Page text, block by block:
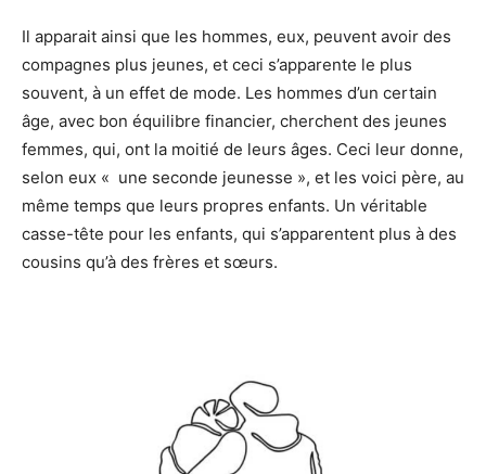
Il apparait ainsi que les hommes, eux, peuvent avoir des
compagnes plus jeunes, et ceci s’apparente le plus
souvent, à un effet de mode. Les hommes d’un certain
âge, avec bon équilibre financier, cherchent des jeunes
femmes, qui, ont la moitié de leurs âges. Ceci leur donne,
selon eux « une seconde jeunesse », et les voici père, au
même temps que leurs propres enfants. Un véritable
casse-tête pour les enfants, qui s’apparentent plus à des
cousins qu’à des frères et sœurs.